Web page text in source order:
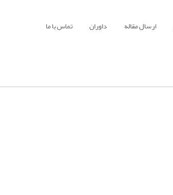
ارسال مقاله داوران تماس با ما